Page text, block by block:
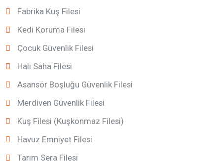
Fabrika Kuş Filesi
Kedi Koruma Filesi
Çocuk Güvenlik Filesi
Halı Saha Filesi
Asansör Boşluğu Güvenlik Filesi
Merdiven Güvenlik Filesi
Kuş Filesi (Kuşkonmaz Filesi)
Havuz Emniyet Filesi
Tarım Sera Filesi